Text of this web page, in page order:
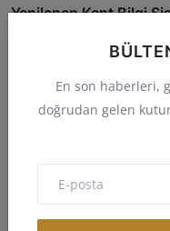
En son haberleri,
doğrudan gelen
Yenilenen Kent Bilgi